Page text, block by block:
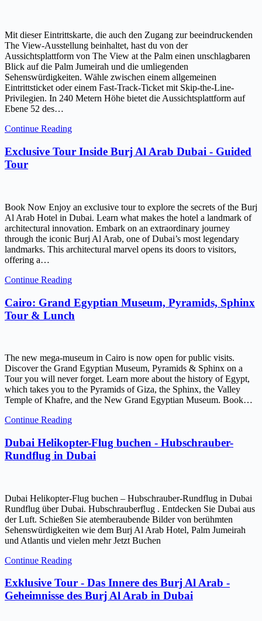
Mit dieser Eintrittskarte, die auch den Zugang zur beeindruckenden
The View-Ausstellung beinhaltet, hast du von der
Aussichtsplattform von The View at the Palm einen unschlagbaren
Blick auf die Palm Jumeirah und die umliegenden
Sehenswürdigkeiten. Wähle zwischen einem allgemeinen
Eintrittsticket oder einem Fast-Track-Ticket mit Skip-the-Line-
Privilegien. In 240 Metern Höhe bietet die Aussichtsplattform auf
Ebene 52 des…
Continue Reading
Exclusive Tour Inside Burj Al Arab Dubai - Guided
Tour
Book Now Enjoy an exclusive tour to explore the secrets of the Burj
Al Arab Hotel in Dubai. Learn what makes the hotel a landmark of
architectural innovation. Embark on an extraordinary journey
through the iconic Burj Al Arab, one of Dubai’s most legendary
landmarks. This architectural marvel opens its doors to visitors,
offering a…
Continue Reading
Cairo: Grand Egyptian Museum, Pyramids, Sphinx
Tour & Lunch
The new mega-museum in Cairo is now open for public visits.
Discover the Grand Egyptian Museum, Pyramids & Sphinx on a
Tour you will never forget. Learn more about the history of Egypt,
which takes you to the Pyramids of Giza, the Sphinx, the Valley
Temple of Khafre, and the New Grand Egyptian Museum. Book…
Continue Reading
Dubai Helikopter-Flug buchen - Hubschrauber-
Rundflug in Dubai
Dubai Helikopter-Flug buchen – Hubschrauber-Rundflug in Dubai
Rundflug über Dubai. Hubschrauberflug . Entdecken Sie Dubai aus
der Luft. Schießen Sie atemberaubende Bilder von berühmten
Sehenswürdigkeiten wie dem Burj Al Arab Hotel, Palm Jumeirah
und Atlantis und vielen mehr Jetzt Buchen
Continue Reading
Exklusive Tour - Das Innere des Burj Al Arab -
Geheimnisse des Burj Al Arab in Dubai